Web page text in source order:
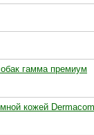
гамма премиум
кожей